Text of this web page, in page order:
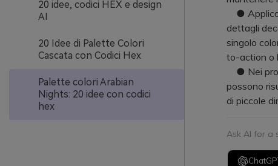
20 idee, codici HEX e design
AI
20 Idee di Palette Colori
Cascata con Codici Hex
Palette colori Arabian
Nights: 20 idee con codici
hex
● Applica
dettagli
singolo
to-action o
● Nei
possono
di piccole
Ask AI for a